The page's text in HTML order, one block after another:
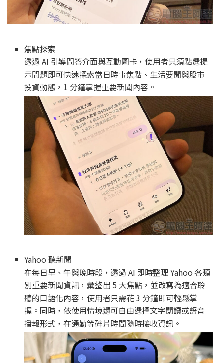
焦點探索
透過 AI 引導問答介面與互動圖卡，使用者只須點選提
示問題即可快速探索當日時事焦點、生活要聞與股市
投資動態，1 分鐘掌握重要新聞內容。
Yahoo 聽新聞
在每日早、午與晚時段，透過 AI 即時整理 Yahoo 各類
別重要新聞資訊，彙整出 5 大焦點，並改寫為適合聆
聽的口語化內容，使用者只需花 3 分鐘即可輕鬆掌
握。同時，依使用情境還可自由選擇文字閱讀或語音
播報形式，在通勤等碎片時間隨時接收資訊。